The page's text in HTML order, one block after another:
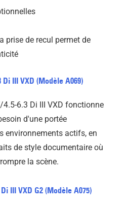
prise de recul permet de
Di III VXD (Modèle A069)
6.3 Di III VXD fonctionne
d'une portée
environnements actifs, en
de style documentaire où
la scène.
III VXD G2 (Modèle A075)